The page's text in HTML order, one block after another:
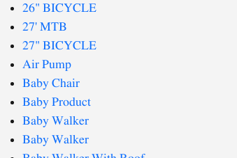
26" BICYCLE
27' MTB
27" BICYCLE
Air Pump
Baby Chair
Baby Product
Baby Walker
Baby Walker